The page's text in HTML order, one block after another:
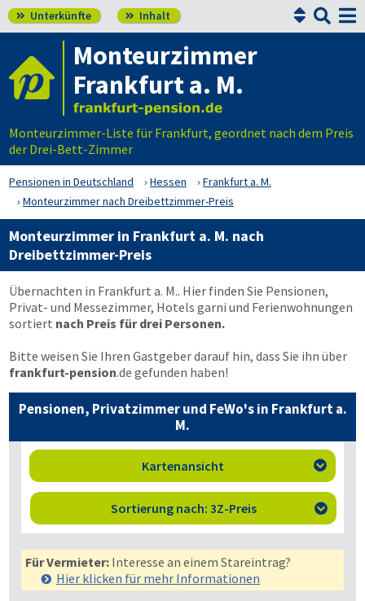
 Unterkünfte  Inhalt 

Monteurzimmer
Frankfurt a. M.
Monteurzimmer-Liste für Frankfurt, geordnet nach dem Preis
der Drei-Bett-Zimmer
Pensionen in Deutschland Hessen
Frankfurt a. M.
Monteurzimmer nach Dreibettzimmer-Preis
Monteurzimmer in Frankfurt a. M. nach
Dreibettzimmer-Preis
Übernachten in Frankfurt a. M.. Hier finden Sie Pensionen,
Privat- und Messezimmer, Hotels garni und Ferienwohnungen
sortiert nach Preis für drei Personen.
Bitte weisen Sie Ihren Gastgeber darauf hin, dass Sie ihn über
frankfurt-pension.de gefunden haben!
Pensionen, Privatzimmer und FeWo's in Frankfurt a.
M.
Kartenansicht 
Sortierung nach: 3Z-Preis 
Für Vermieter: Interesse an einem Stareintrag?
Hier klicken für mehr Informationen